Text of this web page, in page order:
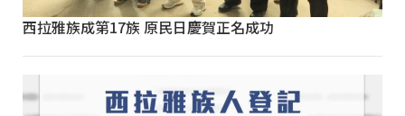
西拉雅族成第17族 原民日慶賀正名成功